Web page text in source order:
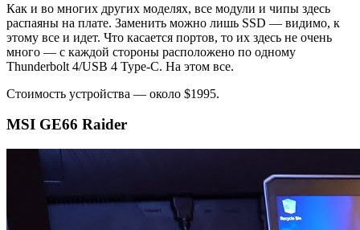
Как и во многих других моделях, все модули и чипы здесь
распаяны на плате. Заменить можно лишь SSD — видимо, к
этому все и идет. Что касается портов, то их здесь не очень
много — с каждой стороны расположено по одному
Thunderbolt 4/USB 4 Type-C. На этом все.
Стоимость устройства — около $1995.
MSI GE66 Raider